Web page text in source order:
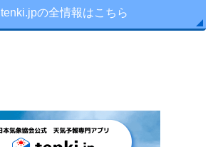
tenki.jpの全情報はこちら